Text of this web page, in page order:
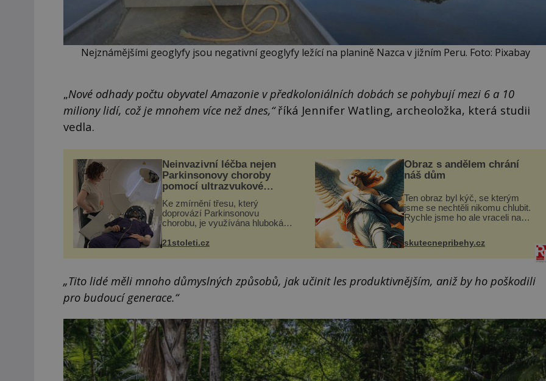
Nejznámějšími geoglyfy jsou negativní geoglyfy ležící na planině Nazca v jižním Peru. Foto: Pixabay
„Nové odhady počtu obyvatel Amazonie v předkoloniálních dobách se pohybují mezi 6 a 10
miliony lidí, což je mnohem více než dnes,“říká Jennifer Watling, archeoložka, která studii
vedla.
Neinvazivní léčba nejen
Parkinsonovy choroby
pomocí ultrazvukové
Ke zmírnění třesu, který
doprovází Parkinsonovu
chorobu, je využívána hluboká
vyžaduje vysoce invazivní
vhodný k dostatečně přesnému
21stoleti.cz
Obraz s andělem chrání
náš dům
Ten obraz byl kýč, se kterým
jsme se nechtěli nikomu chlubit.
Rychle jsme ho ale vraceli na
domek na severu Čech, kde
jsme si naplánova...
skutecnepribehy.cz
„Tito lidé měli mnoho důmyslných způsobů, jak učinit les produktivnějším, aniž by ho poškodili
pro budoucí generace.“